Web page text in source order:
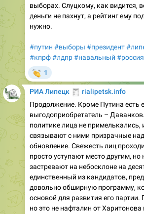
выборах. Слуцкому, как видится,
деньги не пахнут, а рейтинг ему
нужно.
#путин #выборы #президент
#кпрф#лдпр#навальный #россия
1
РИА Липецк
🧾rialipetsk.info
Продолжение. Кроме Путина есть
выгодоприобретатель –
политике лица не примелькались,
связывают с ними призрачные
обновление. Свежесть лиц
просто уступают место другим, но
застревают на небосклоне на
единственный из кандидатов,
довольно обширную программу,
основой для развития его
но это не нафталин от Харитонова